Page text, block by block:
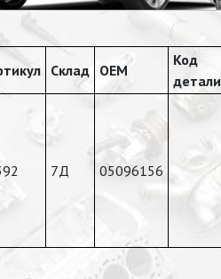
Склад OEM
Код
детали
7Д 05096156